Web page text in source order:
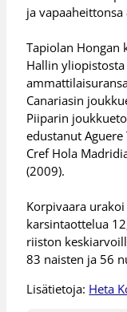
ja
Tapiolan Hongan
Hallin
Canariasin
Piiparin
edustanut
Cref Hola
(2009).
Korpivaara
karsintaottelua
riiston
83 naisten ja 56
Lisätietoja: Heta